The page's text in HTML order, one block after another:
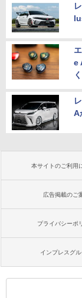
e
く
A
本サイトのご利用
広告掲載のご
プライバシーポ
インプレスグ